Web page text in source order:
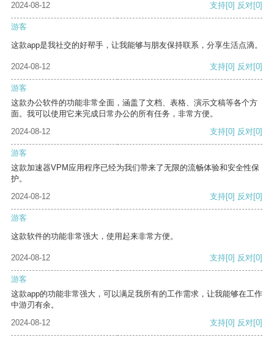
2024-08-12 支持[0] 反对[0]
游客
这款app是我社交的好帮手，让我能够与朋友保持联系，分享生活点滴。
2024-08-12 支持[0] 反对[0]
游客
这款办公软件的功能非常全面，涵盖了文档、表格、演示文稿等各个方
面。我可以使用它来完成日常办公的所有任务，非常方便。
2024-08-12
支持[0] 反对[0]
游客
这款加速器VPM应用程序已经为我们带来了无限的流畅体验和安全性保
护。
2024-08-12
支持[0] 反对[0]
游客
这款软件的功能非常强大，使用起来非常方便。
2024-08-12 支持[0] 反对[0]
游客
这款app的功能非常强大，可以满足我所有的工作需求，让我能够在工作
中游刃有余。
2024-08-12
支持[0] 反对[0]